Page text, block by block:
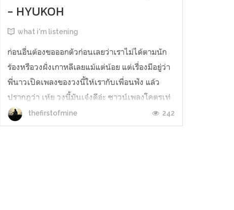
- HYUKOH
what i'm listening
ก่อนอื่นต้องขอออกตัวก่อนเลยว่าเราไม่ได้ตามนัก
ร้องหรือวงฝั่งเกาหลีเลยแม้แต่น้อย แต่เรื่องมีอยู่ว่า
พี่นาวเปิดเพลงของวงนี้ให้เรากับเพื่อนฟัง แล้ว
ปรากฎว่า เห้ย วงนี้มันเจ๋งดีอ่ะ ซาวน์เพลงโคตรเท่
แม้เนื้อร้องบางเพลงจะเหมือนบทสวดก็ตาม บวก
กับการที่เราเจอเพจของ Billboard Thailand ทำ
thefirstofmine 242